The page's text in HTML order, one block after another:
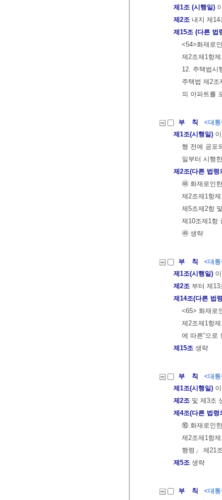
제1조 (시행일)
제2조 내지 제14
제15조 (다른 법
<54>화재로
제2조제1항
12. 주택법시
주택법 제2
의 아파트를
부 칙
<대
제1조(시행일)
행 전에 공포
일부터 시행
제2조(다른 법령
㊽ 화재로인
제2조제1항
제5조제2항
제10조제1항
㊾ 생략
부 칙
<대
제1조(시행일)
제2조 부터 제
제14조(다른 법
<65> 화재로
제2조제1항
에 따른”으로
제15조 생략
부 칙
<대
제1조(시행일)
제2조 및 제3조
제4조(다른 법령
⑯ 화재로인
제2조제1항
행령」 제21
제5조 생략
부 칙
<대